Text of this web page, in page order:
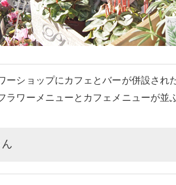
ーショップにカフェとバーが併設され
ラワーメニューとカフェメニューが並